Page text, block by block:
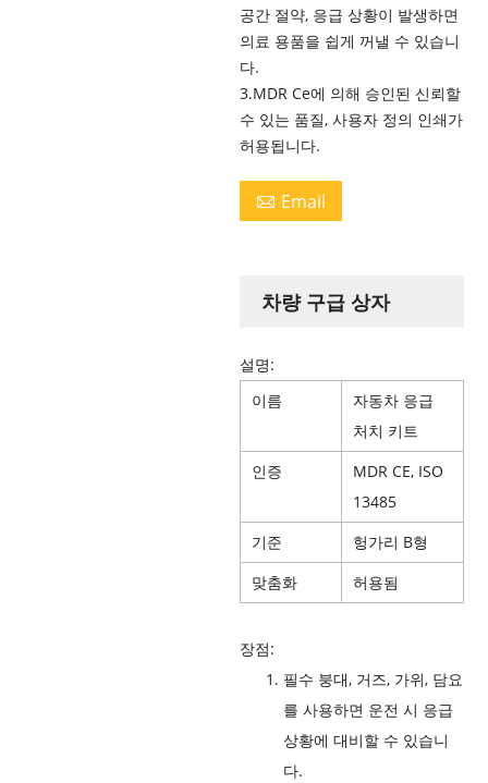
공간 절약, 응급 상황이 발생하면
의료 용품을 쉽게 꺼낼 수 있습니
다.
3.MDR Ce에 의해 승인된 신뢰할
수 있는 품질, 사용자 정의 인쇄가
허용됩니다.
 Email
차량 구급 상자
설명:
이름
자동차 응급
처치 키트
인증
MDR CE, ISO
13485
기준
헝가리 B형
맞춤화
허용됨
장점:
필수 붕대, 거즈, 가위, 담요
를 사용하면 운전 시 응급
상황에 대비할 수 있습니
다.